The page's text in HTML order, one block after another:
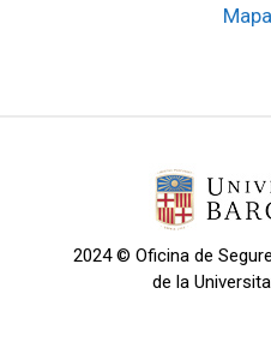
2024 © Oficina de
de la